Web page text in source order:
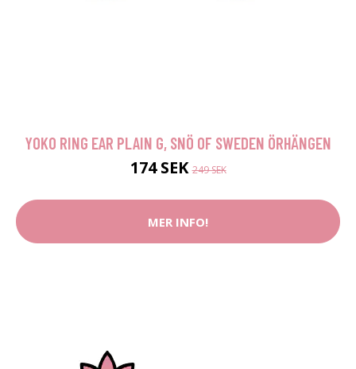
YOKO RING EAR PLAIN G, SNÖ OF SWEDEN ÖRHÄNGEN
174 SEK249 SEK
MER INFO!